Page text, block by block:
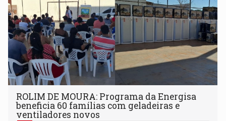
ROLIM DE MOURA: Programa da Energisa
beneficia 60 famílias com geladeiras e
ventiladores novos